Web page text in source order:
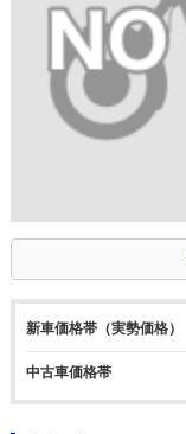
新車価格帯（実勢価格）
中古車価格帯